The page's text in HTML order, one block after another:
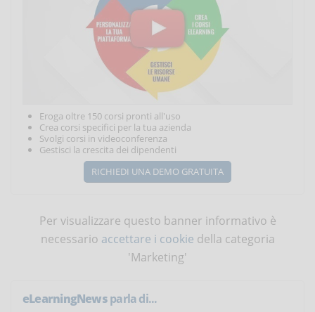
Eroga oltre 150 corsi pronti all'uso
Crea corsi specifici per la tua azienda
Svolgi corsi in videoconferenza
Gestisci la crescita dei dipendenti
RICHIEDI UNA DEMO GRATUITA
Per visualizzare questo banner informativo è
necessario accettare i cookie della categoria
'Marketing'
eLearningNewsparla di...